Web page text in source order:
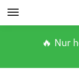
🔥 Nur